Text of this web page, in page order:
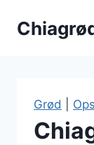
Grød